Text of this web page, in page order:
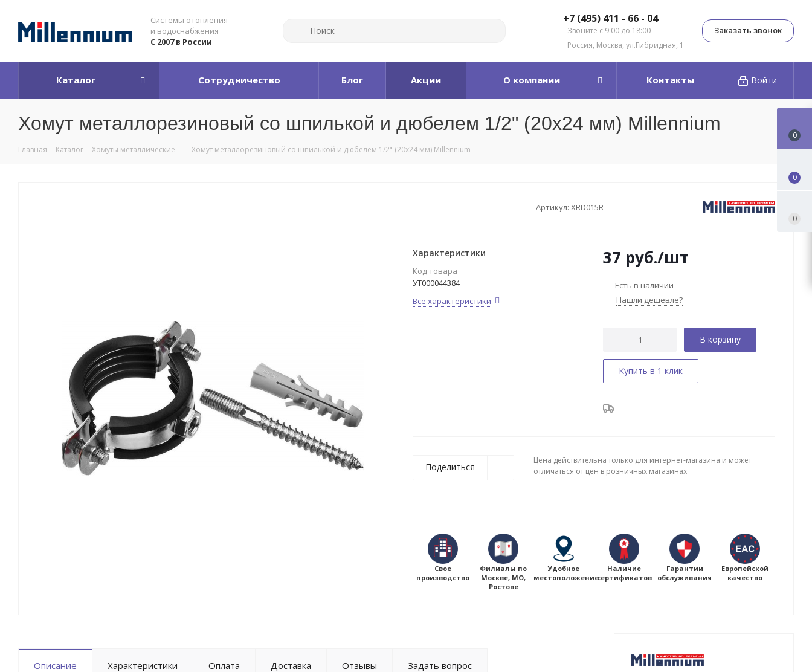
Системы отопления
и водоснабжения
С 2007 в России
+7 (495) 411 - 66 - 04
Звоните с 9:00 до 18:00
Россия, Москва, ул.Гибридная, 1
Заказать звонок
Войти
Каталог Сотрудничество Блог Акции О компании Контакты
Хомут металлорезиновый со шпилькой и дюбелем 1/2" (20x24 мм) Millennium
Главная - Каталог - Хомуты металлические - Хомут металлорезиновый со шпилькой и дюбелем 1/2" (20x24 мм) Millennium
Артикул: XRD015R
Характеристики
Код товара
УТ000044384
Все характеристики
37 руб./шт
Есть в наличии
Нашли дешевле?
В корзину
Купить в 1 клик
Поделиться
Цена действительна только для интернет-магазина и может
отличаться от цен в розничных магазинах
Свое
производство
Филиалы по
Москве, МО,
Ростове
Удобное
местоположение
Наличие
сертификатов
Гарантии
обслуживания
Европейской
качество
Описание Характеристики Оплата Доставка Отзывы Задать вопрос
0
0
0